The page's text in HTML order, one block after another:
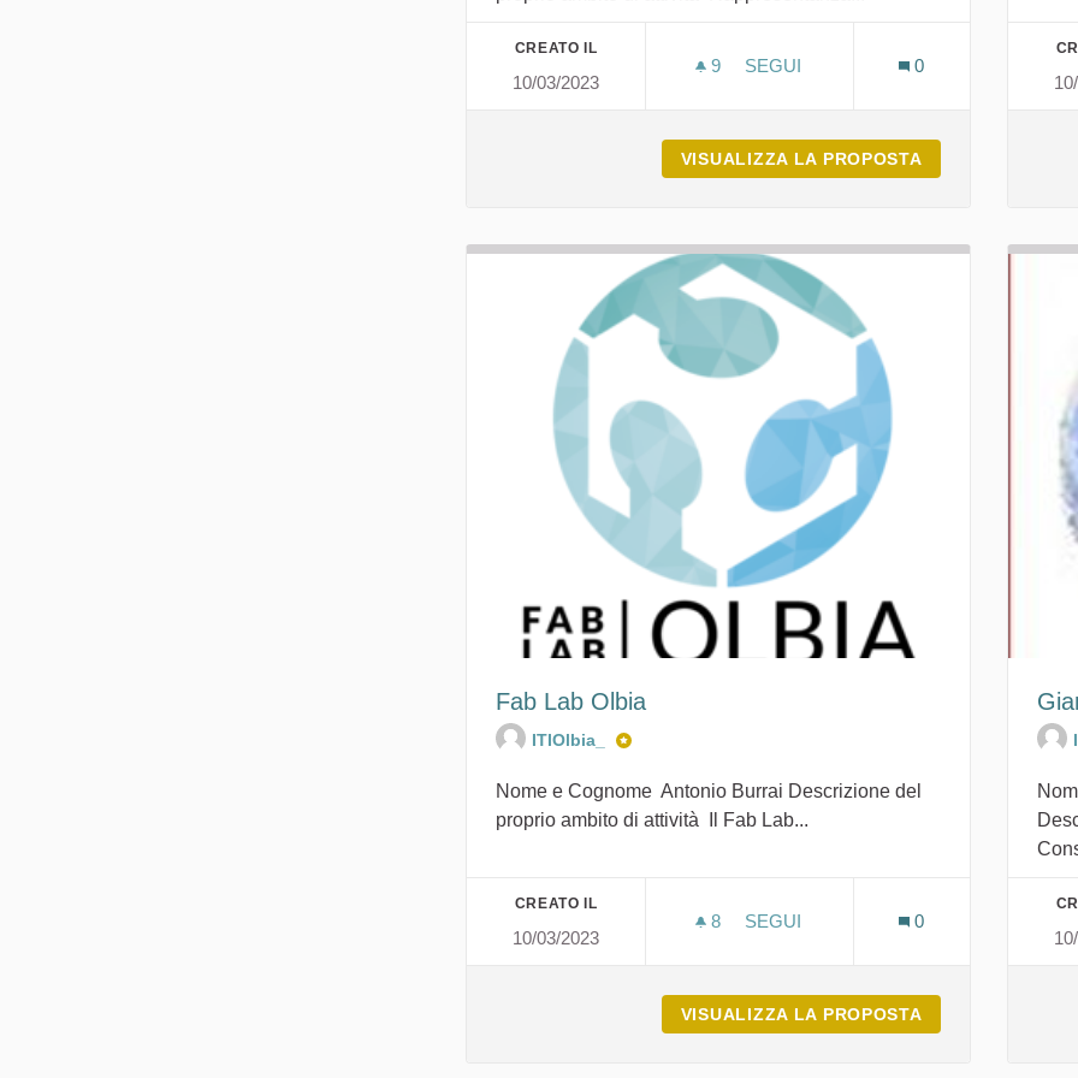
CREATO IL
10/03/2023
9 9 SOSTENITORI
SEGUI
CNA GALLURA (CONFEDERAZIONE
0
VISUALIZZA LA PROPOSTA CNA GALLURA
Fab Lab Olbia
ITIOlbia_
Nome e Cognome Antonio Burrai Descrizione del
proprio ambito di attività Il Fab Lab...
CREATO IL
10/03/2023
8 8 SOSTENITORI
SEGUI
0
VISUALIZZA LA PROPOSTA